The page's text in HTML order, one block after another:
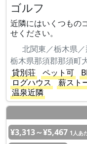
ゴルフ
近隣にはいくつもの
せください。
北関東／栃木県
栃木県那須郡那須町
貸別荘
ペット可
ログハウス
薪スト
温泉近隣
¥3,313～¥5,467 1人あ